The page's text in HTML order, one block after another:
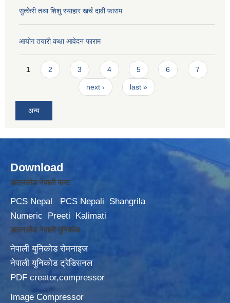
सुत्केरी तथा शिशु स्याहार खर्च दावी फाराम
आयोग तयारी कक्षा आवेदन फाराम
Pages
1 2 3 4 5 6 7
next › last »
अन्य
Download
डाउनलोड नेपाली फन्ट
PCS Nepal PCS Nepali
Shangrila
Numeric
Preeti Kalimati
डाउनलोड नेपाली युनिकोड
नेपाली युनिकोड रोमनाइज
नेपाली युनिकोड ट्रेडिसनल
PDF creator,compressor
Image Compressor